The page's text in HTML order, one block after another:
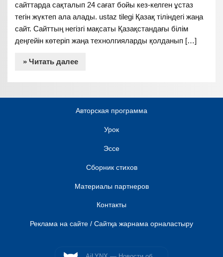
сайттарда сақталып 24 сағат бойы кез-келген ұстаз
тегін жүктеп ала алады. ustaz tilegi Қазақ тіліндегі жаңа
сайт. Сайттың негізгі мақсаты Қазақстандағы білім
деңгейін көтеріп жаңа технолгияларды қолданып […]
» Читать далее
Авторская программа
Урок
Эссе
Сборник стихов
Материалы партнеров
Контакты
Реклама на сайте / Сайтқа жарнама орналастыру